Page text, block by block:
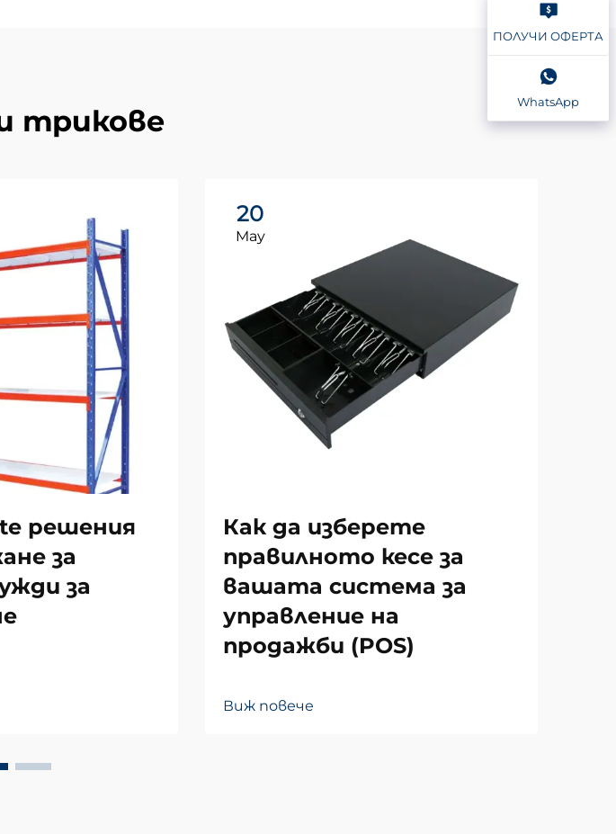
трикове
решения
за
за
20
May
Как да изберете
правилното кесе за
вашата система за
управление на
продажби (POS)
Виж повече
ПОЛУЧИ ОФЕРТА
WhatsApp